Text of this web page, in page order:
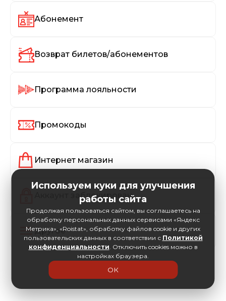
Абонемент
Возврат билетов/абонементов
Программа лояльности
Промокоды
Интернет магазин
Аккаунт заблокирован
Другое
Используем куки для улучшения
работы сайта
Продолжая пользоваться сайтом, вы соглашаетесь на
обработку персональных данных сервисами «Яндекс
Метрика», «Roistat», обработку файлов cookie и других
пользовательских данных в соответствии с Политикой
конфиденциальности. Отключить cookies можно в
настройках браузера.
ОК